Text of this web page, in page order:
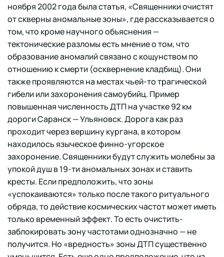
ноября 2002 года была статья, «Священники очистят
от скверны аномальные зоны», где рассказывается о
том, что кроме научного объяснения —
тектонические разломы есть мнение о том, что
образование аномалий связано с кощунством по
отношению к смерти (осквернение кладбищ). Они
также проявляются на местах чьей-то трагической
гибели или захоронения самоубийц. Пример
повышенная численность ДТП на участке 92 км
дороги Саранск — Ульяновск. Дорога как раз
проходит через вершину кургана, в котором
находилось языческое финно-угорское
захоронение. Священники будут служить молебны за
упокой душ в 19-ти аномальных зонах и ставить
кресты. Если предположить, что зоны
«успокаиваются» только после такого ритуального
обряда, то действие космических частот может иметь
только временный эффект. То есть очистить-
заблокировать зону частотами однозначно — не
получится. Но «вредность» зоны ДТП существенно